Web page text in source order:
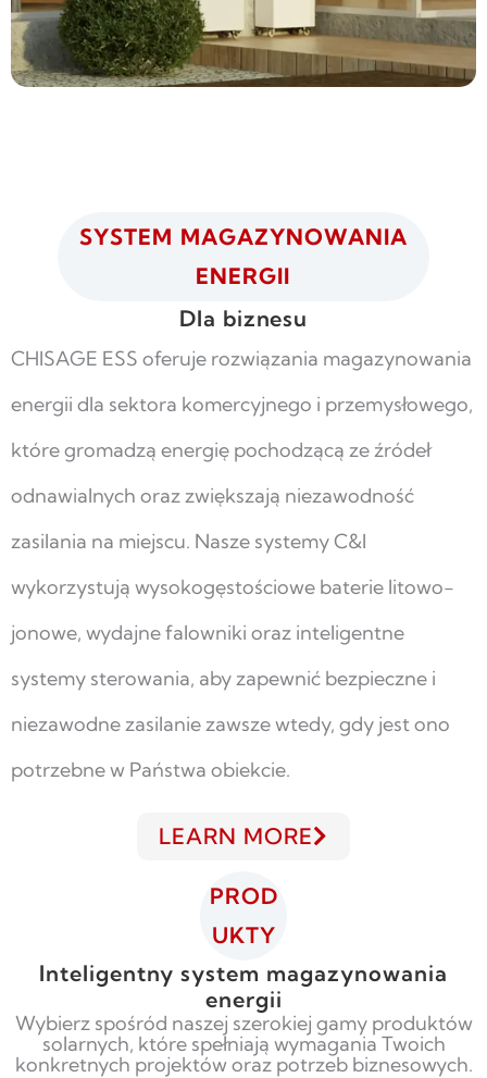
SYSTEM MAGAZYNOWANIA
ENERGII
Dla biznesu
CHISAGE ESS oferuje rozwiązania magazynowania
energii dla sektora komercyjnego i przemysłowego,
które gromadzą energię pochodzącą ze źródeł
odnawialnych oraz zwiększają niezawodność
zasilania na miejscu. Nasze systemy C&I
wykorzystują wysokogęstościowe baterie litowo-
jonowe, wydajne falowniki oraz inteligentne
systemy sterowania, aby zapewnić bezpieczne i
niezawodne zasilanie zawsze wtedy, gdy jest ono
potrzebne w Państwa obiekcie.
LEARN MORE
PROD
UKTY
Inteligentny system magazynowania
energii
Wybierz spośród naszej szerokiej gamy produktów
solarnych, które spełniają wymagania Twoich
konkretnych projektów oraz potrzeb biznesowych.